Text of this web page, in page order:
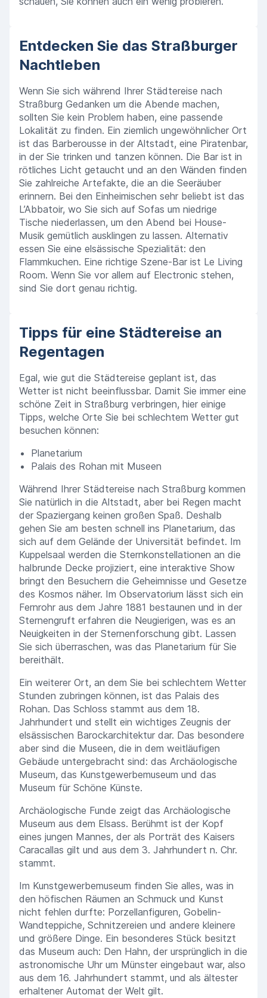
Entdecken Sie das Straßburger
Nachtleben
Wenn Sie sich während Ihrer Städtereise nach
Straßburg Gedanken um die Abende machen,
sollten Sie kein Problem haben, eine passende
Lokalität zu finden. Ein ziemlich ungewöhnlicher Ort
ist das Barberousse in der Altstadt, eine Piratenbar,
in der Sie trinken und tanzen können. Die Bar ist in
rötliches Licht getaucht und an den Wänden finden
Sie zahlreiche Artefakte, die an die Seeräuber
erinnern. Bei den Einheimischen sehr beliebt ist das
L’Abbatoir, wo Sie sich auf Sofas um niedrige
Tische niederlassen, um den Abend bei House-
Musik gemütlich ausklingen zu lassen. Alternativ
essen Sie eine elsässische Spezialität: den
Flammkuchen. Eine richtige Szene-Bar ist Le Living
Room. Wenn Sie vor allem auf Electronic stehen,
sind Sie dort genau richtig.
Tipps für eine Städtereise an
Regentagen
Egal, wie gut die Städtereise geplant ist, das
Wetter ist nicht beeinflussbar. Damit Sie immer eine
schöne Zeit in Straßburg verbringen, hier einige
Tipps, welche Orte Sie bei schlechtem Wetter gut
besuchen können:
Planetarium
Palais des Rohan mit Museen
Während Ihrer Städtereise nach Straßburg kommen
Sie natürlich in die Altstadt, aber bei Regen macht
der Spaziergang keinen großen Spaß. Deshalb
gehen Sie am besten schnell ins Planetarium, das
sich auf dem Gelände der Universität befindet. Im
Kuppelsaal werden die Sternkonstellationen an die
halbrunde Decke projiziert, eine interaktive Show
bringt den Besuchern die Geheimnisse und Gesetze
des Kosmos näher. Im Observatorium lässt sich ein
Fernrohr aus dem Jahre 1881 bestaunen und in der
Sternengruft erfahren die Neugierigen, was es an
Neuigkeiten in der Sternenforschung gibt. Lassen
Sie sich überraschen, was das Planetarium für Sie
bereithält.
Ein weiterer Ort, an dem Sie bei schlechtem Wetter
Stunden zubringen können, ist das Palais des
Rohan. Das Schloss stammt aus dem 18.
Jahrhundert und stellt ein wichtiges Zeugnis der
elsässischen Barockarchitektur dar. Das besondere
aber sind die Museen, die in dem weitläufigen
Gebäude untergebracht sind: das Archäologische
Museum, das Kunstgewerbemuseum und das
Museum für Schöne Künste.
Archäologische Funde zeigt das Archäologische
Museum aus dem Elsass. Berühmt ist der Kopf
eines jungen Mannes, der als Porträt des Kaisers
Caracallas gilt und aus dem 3. Jahrhundert n. Chr.
stammt.
Im Kunstgewerbemuseum finden Sie alles, was in
den höfischen Räumen an Schmuck und Kunst
nicht fehlen durfte: Porzellanfiguren, Gobelin-
Wandteppiche, Schnitzereien und andere kleinere
und größere Dinge. Ein besonderes Stück besitzt
das Museum auch: Den Hahn, der ursprünglich in die
astronomische Uhr um Münster eingebaut war, also
aus dem 16. Jahrhundert stammt, und als ältester
erhaltener Automat der Welt gilt.